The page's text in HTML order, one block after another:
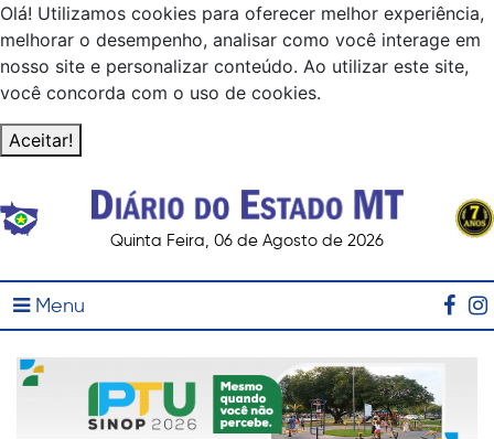
Olá! Utilizamos cookies para oferecer melhor experiência,
melhorar o desempenho, analisar como você interage em
nosso site e personalizar conteúdo. Ao utilizar este site,
você concorda com o uso de cookies.
Aceitar!
Quinta Feira, 06 de Agosto de 2026
Menu